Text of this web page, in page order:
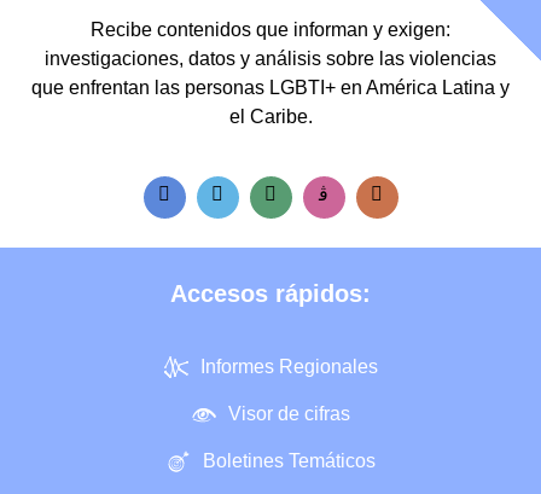
Recibe contenidos que informan y exigen:
investigaciones, datos y análisis sobre las violencias
que enfrentan las personas LGBTI+ en América Latina y
el Caribe.
Accesos rápidos:
Informes Regionales
Visor de cifras
Boletines Temáticos